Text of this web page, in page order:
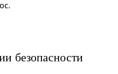
безопасности